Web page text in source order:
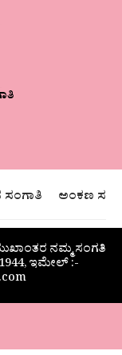
ಅಂಕಣ
ನಮ್ಮ ಸಂಗತಿ
ಇಮೇಲ್ :-